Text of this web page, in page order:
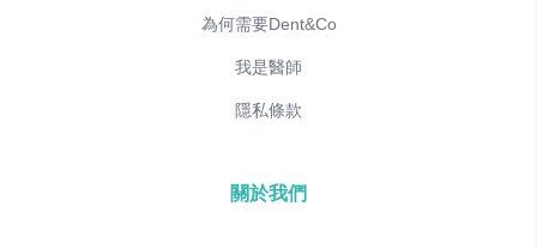
為何需要Dent&Co
我是醫師
隱私條款
關於我們